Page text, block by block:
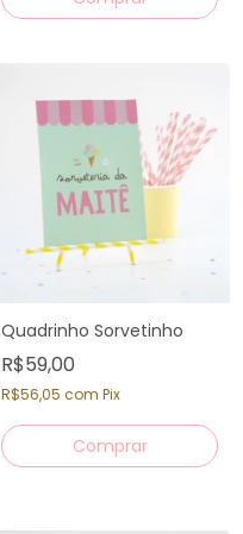
Quadrinho Sorvetinho
R$59,00
R$56,05 com Pix